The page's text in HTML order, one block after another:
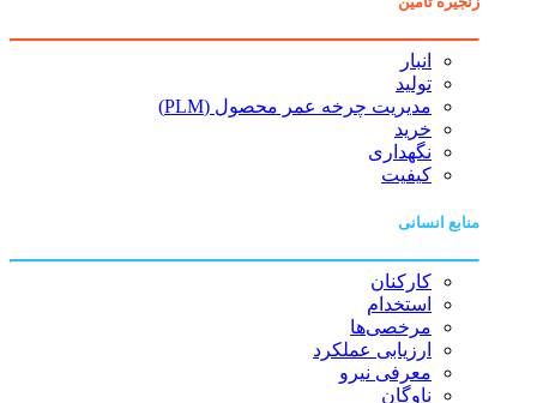
انبار
تولید
مدیریت چرخه عمر محصول (PLM)
خرید
نگهداری
کیفیت
منابع انسانی
کارکنان
استخدام
مرخصی‌ها
ارزیابی عملکرد
معرفی نیرو
ناوگان